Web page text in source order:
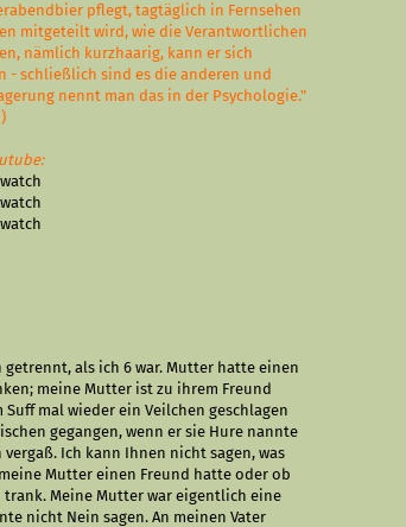
pflegt, tagtäglich in Fernsehen
mitgeteilt wird, wie die Verantwortlichen
nämlich kurzhaarig, kann er sich
- schließlich sind es die anderen und
nennt man das in der Psychologie."
:
getrennt, als ich 6 war. Mutter hatte einen
meine Mutter ist zu ihrem Freund
Suff mal wieder ein Veilchen geschlagen
gegangen, wenn er sie Hure nannte
Ich kann Ihnen nicht sagen, was
Mutter einen Freund hatte oder ob
trank. Meine Mutter war eigentlich eine
nicht Nein sagen. An mei­nen Vater